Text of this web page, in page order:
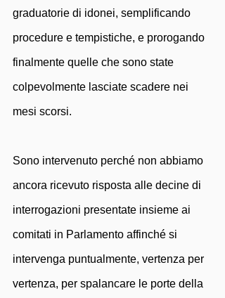
graduatorie di idonei, semplificando
procedure e tempistiche, e prorogando
finalmente quelle che sono state
colpevolmente lasciate scadere nei
mesi scorsi.
Sono intervenuto perché non abbiamo
ancora ricevuto risposta alle decine di
interrogazioni presentate insieme ai
comitati in Parlamento affinché si
intervenga puntualmente, vertenza per
vertenza, per spalancare le porte della